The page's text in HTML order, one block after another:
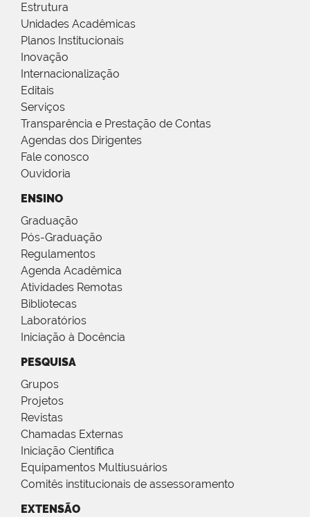
Estrutura
Unidades Acadêmicas
Planos Institucionais
Inovação
Internacionalização
Editais
Serviços
Transparência e Prestação de Contas
Agendas dos Dirigentes
Fale conosco
Ouvidoria
ENSINO
Graduação
Pós-Graduação
Regulamentos
Agenda Acadêmica
Atividades Remotas
Bibliotecas
Laboratórios
Iniciação à Docência
PESQUISA
Grupos
Projetos
Revistas
Chamadas Externas
Iniciação Científica
Equipamentos Multiusuários
Comitês institucionais de assessoramento
EXTENSÃO